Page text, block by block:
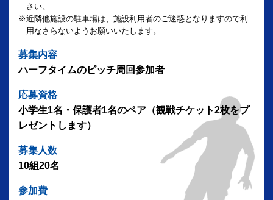
さい。
※近隣他施設の駐車場は、施設利用者のご迷惑となりますので利
用なさらないようお願いいたします。
募集内容
ハーフタイムのピッチ周回参加者
応募資格
小学生1名・保護者1名のペア（観戦チケット2枚をプ
レゼントします）
募集人数
10組20名
参加費